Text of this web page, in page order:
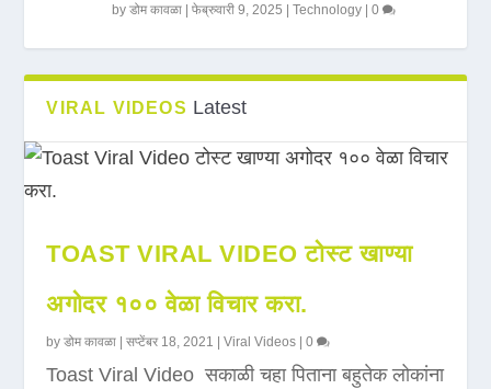
byडोम कावळा |फेब्रुवारी 9, 2025 |Technology |0
VIRAL VIDEOS Latest
TOAST VIRAL VIDEO टोस्ट खाण्या
अगोदर १०० वेळा विचार करा.
byडोम कावळा |सप्टेंबर 18, 2021 |Viral Videos |0
Toast Viral Video सकाळी चहा पिताना बहुतेक लोकांना